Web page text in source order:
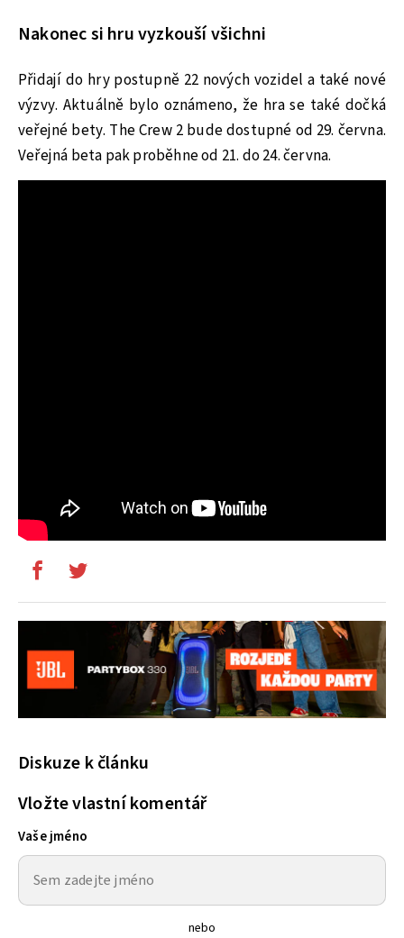
Nakonec si hru vyzkouší všichni
Přidají do hry postupně 22 nových vozidel a také nové
výzvy. Aktuálně bylo oznámeno, že hra se také dočká
veřejné bety. The Crew 2 bude dostupné od 29. června.
Veřejná beta pak proběhne od 21. do 24. června.
Diskuze k článku
Vložte vlastní komentář
Vaše jméno
nebo